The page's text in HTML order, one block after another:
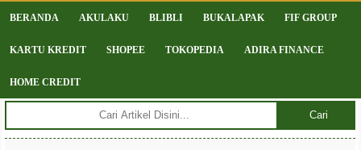
BERANDA AKULAKU BLIBLI BUKALAPAK FIF GROUP
KARTU KREDIT SHOPEE TOKOPEDIA ADIRA FINANCE
HOME CREDIT
Cari